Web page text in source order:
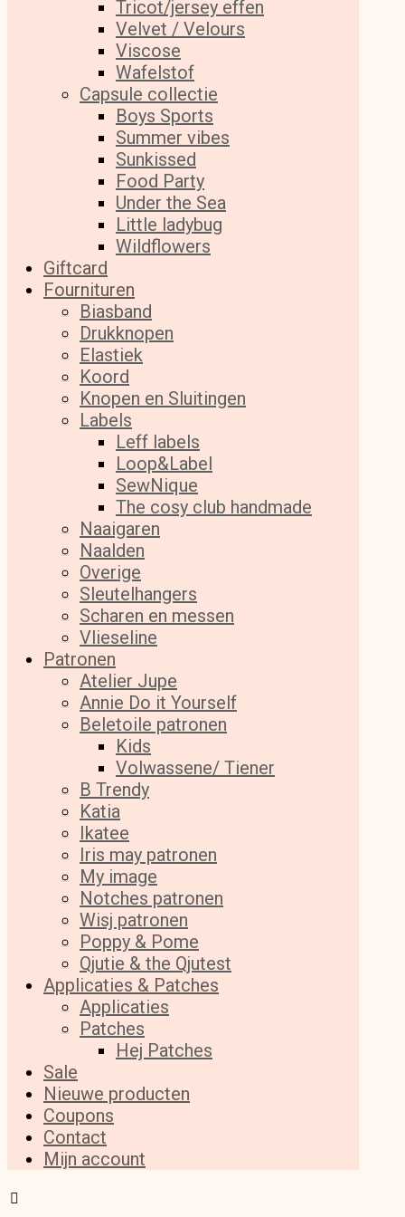
Tricot/jersey effen
Velvet / Velours
Viscose
Wafelstof
Capsule collectie
Boys Sports
Summer vibes
Sunkissed
Food Party
Under the Sea
Little ladybug
Wildflowers
Giftcard
Fournituren
Biasband
Drukknopen
Elastiek
Koord
Knopen en Sluitingen
Labels
Leff labels
Loop&Label
SewNique
The cosy club handmade
Naaigaren
Naalden
Overige
Sleutelhangers
Scharen en messen
Vlieseline
Patronen
Atelier Jupe
Annie Do it Yourself
Beletoile patronen
Kids
Volwassene/ Tiener
B Trendy
Katia
Ikatee
Iris may patronen
My image
Notches patronen
Wisj patronen
Poppy & Pome
Qjutie & the Qjutest
Applicaties & Patches
Applicaties
Patches
Hej Patches
Sale
Nieuwe producten
Coupons
Contact
Mijn account